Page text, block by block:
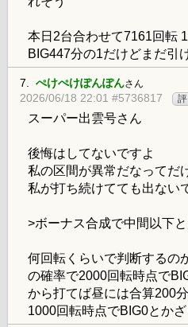
本日2台合わせて7161回転
BIG447分の1だけどまだ引
7. ぺけぺけぽんぽんさん
2026/06/18 22:01 #5736817 評
スーパー出雲号さん
後悔はしてないですよ
私の区間が異常だなってだ
私が打ち続けてても出ない
>ボーナス合成で中間以下
何回転くらいで判断するの
の確率で2000回転時点で
から打てば昼には合算200
1000回転時点でBIG0とか